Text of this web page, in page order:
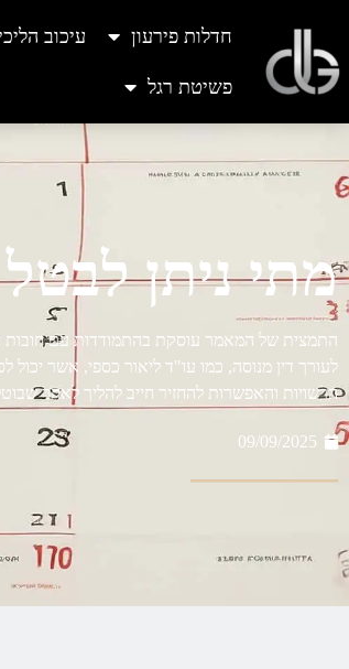
חדלות פירעון עיכוב
פשיטת רגל
מתי ניתן
התמצית של המאמר עוסקת בהתמודדות עם חובות
לעורך דין מנוסה, כמו עו"ד ליאור כספי, אשר
הרשויות והאפשרות להחזיר חייב להליך לאחר
09/09/2025